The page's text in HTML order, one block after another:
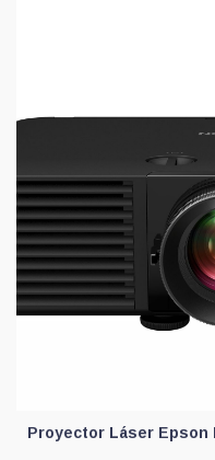
Proyector Láser Epson